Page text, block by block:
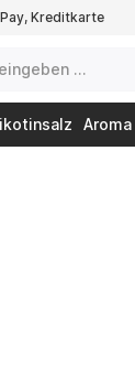
Kreditkarte
Aroma